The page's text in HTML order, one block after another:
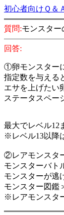
初心者向けＱ＆
質問:モンスター
回答:
①卵モンスター
指定数を与える
エサを上げたい
ステータスペー
最大でレベル12
※レベル13以降
②レアモンスタ
モンスターバト
モンスターが逃
モンスター図鑑
※レアモンスタ